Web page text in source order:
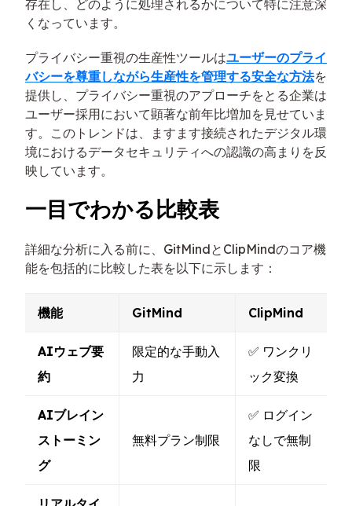
存在し、どのように処理されるかについて特に注意深
くなっています。
プライバシー重視の生産性ツールはユーザーのプライ
バシーを尊重しながら生産性を管理する安全な方法を
提供し、プライバシー重視のアプローチをとる企業は
ユーザー採用において顕著な前年比増加を見せていま
す。このトレンドは、ますます接続されたデジタル環
境におけるデータセキュリティへの認識の高まりを反
映しています。
一目でわかる比較表
詳細な分析に入る前に、GitMindとClipMindのコア機
能を包括的に比較した表を以下に示します：
機能 GitMind ClipMind
AIウェブ要
約
限定的な手動入
力
✅ ワンクリ
ック変換
AIブレイン
ストーミン
グ
無料プラン制限
✅ ログイン
なしで無制
限